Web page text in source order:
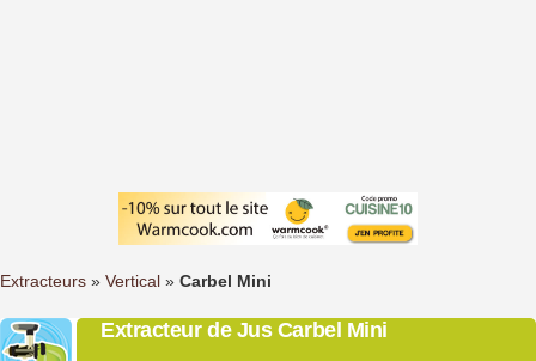
Extracteurs » Vertical » Carbel Mini
Extracteur de Jus Carbel Mini